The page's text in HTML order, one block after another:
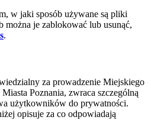
w jaki sposób używane są pliki
można je zablokować lub usunąć,
.
za prowadzenie Miejskiego
Poznania, zwraca szczególną
użytkowników do prywatności.
opisuje za co odpowiadają